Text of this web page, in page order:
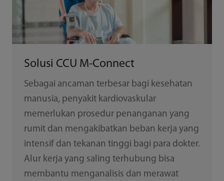
Solusi CCU M-Connect
Sebagai ancaman terbesar bagi kesehatan
manusia, penyakit kardiovaskular
memerlukan prosedur penanganan yang
rumit dan mengakibatkan beban kerja yang
intensif dan tekanan tinggi bagi para dokter.
Alur kerja yang saling terhubung bisa
membantu menganalisis dan merawat